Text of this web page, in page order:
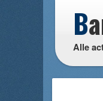
B
Alle